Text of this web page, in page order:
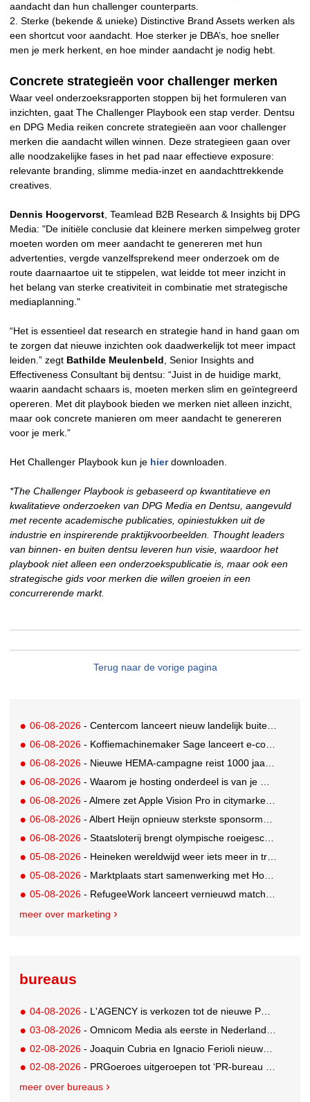
aandacht dan hun challenger counterparts.
2. Sterke (bekende & unieke) Distinctive Brand Assets werken als
een shortcut voor aandacht. Hoe sterker je DBA’s, hoe sneller
men je merk herkent, en hoe minder aandacht je nodig hebt.
Concrete strategieën voor challenger merken
Waar veel onderzoeksrapporten stoppen bij het formuleren van
inzichten, gaat The Challenger Playbook een stap verder. Dentsu
en DPG Media reiken concrete strategieën aan voor challenger
merken die aandacht willen winnen. Deze strategieen gaan over
alle noodzakelijke fases in het pad naar effectieve exposure:
relevante branding, slimme media-inzet en aandachttrekkende
creatives.
Dennis Hoogervorst , Teamlead B2B Research & Insights bij DPG
Media: "De initiële conclusie dat kleinere merken simpelweg groter
moeten worden om meer aandacht te genereren met hun
advertenties, vergde vanzelfsprekend meer onderzoek om de
route daarnaartoe uit te stippelen, wat leidde tot meer inzicht in
het belang van sterke creativiteit in combinatie met strategische
mediaplanning."
“Het is essentieel dat research en strategie hand in hand gaan om
te zorgen dat nieuwe inzichten ook daadwerkelijk tot meer impact
leiden.” zegt Bathilde Meulenbeld , Senior Insights and
Effectiveness Consultant bij dentsu: “Juist in de huidige markt,
waarin aandacht schaars is, moeten merken slim en geïntegreerd
opereren. Met dit playbook bieden we merken niet alleen inzicht,
maar ook concrete manieren om meer aandacht te genereren
voor je merk.”
Het Challenger Playbook kun je hierdownloaden.
*The Challenger Playbook is gebaseerd op kwantitatieve en
kwalitatieve onderzoeken van DPG Media en Dentsu, aangevuld
met recente academische publicaties, opiniestukken uit de
industrie en inspirerende praktijkvoorbeelden. Thought leaders
van binnen- en buiten dentsu leveren hun visie, waardoor het
playbook niet alleen een onderzoekspublicatie is, maar ook een
strategische gids voor merken die willen groeien in een
concurrerende markt.
Terug naar de vorige pagina
06-08-2026 - Centercom lanceert nieuw landelijk buitereclamenetwerk: City Cubes
06-08-2026 - Koffiemachinemaker Sage lanceert e-commerceplatform voor koffieliefhebbers
06-08-2026 - Nieuwe HEMA-campagne reist 1000 jaar terug in de tijd naar 'Hemastein'
06-08-2026 - Waarom je hosting onderdeel is van je merkstrategie
06-08-2026 - Almere zet Apple Vision Pro in citymarketing
06-08-2026 - Albert Heijn opnieuw sterkste sponsormerk, PostNL daalt
06-08-2026 - Staatsloterij brengt olympische roeigeschiedenis tot leven voor WK Roeien
05-08-2026 - Heineken wereldwijd weer iets meer in trek
05-08-2026 - Marktplaats start samenwerking met House of Cars
05-08-2026 - RefugeeWork lanceert vernieuwd matchingplatform voor nieuwkomers en werkgevers
meer over marketing
bureaus
04-08-2026 - L'AGENCY is verkozen tot de nieuwe PR-partner van KoRo
03-08-2026 - Omnicom Media als eerste in Nederland actief met advertenties in ChatGPT
02-08-2026 - Joaquin Cubria en Ignacio Ferioli nieuwe Global CCO’s GUT, Renata Neumann Global Head of Production
02-08-2026 - PRGoeroes uitgeroepen tot ‘PR-bureau van het jaar 2026’
meer over bureaus